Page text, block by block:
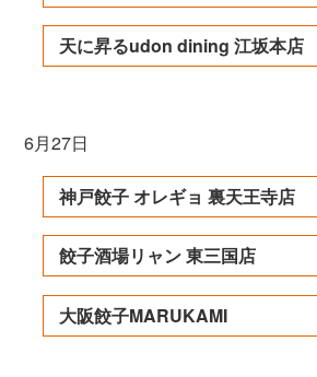
天に昇るudon dining 江坂本店
6月27日
神戸餃子 オレギョ 裏天王寺店
餃子酒場リャン 東三国店
大阪餃子MARUKAMI